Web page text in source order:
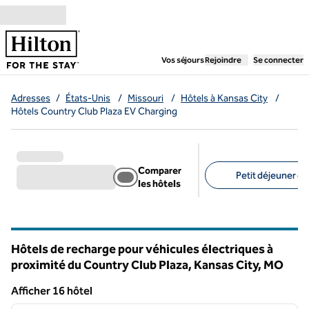
Aller directement au contenu
Vos séjours,ouvre un nouvel
Rejoindre Se connecter
Adresses / États-Unis / Missouri / Hôtels à Kansas City
/
Hôtels Country Club Plaza EV Charging
Comparer
les hôtels
Petit déjeuner
Hôtels de recharge pour véhicules électriques à
proximité du Country Club Plaza, Kansas City, MO
Afficher 16 hôtel
Afficher 16 hôtel